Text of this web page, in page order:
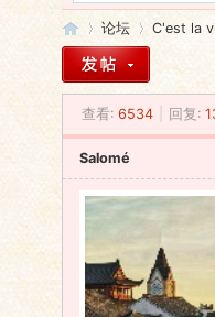
»
论坛
›
C'est la
查看: 6534 回复:
Salomé